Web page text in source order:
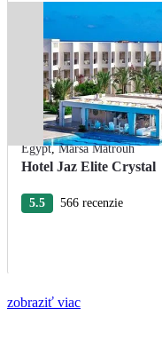
Egypt,Marsa Matrouh
Hotel Jaz Elite Crystal
5.5 566 recenzie
zobraziť viac